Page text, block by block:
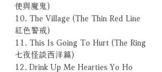
使與魔鬼)
10. The Village (The Thin Red Line
紅色警戒)
11. This Is Going To Hurt (The Ring
七夜怪談西洋篇)
12. Drink Up Me Hearties Yo Ho